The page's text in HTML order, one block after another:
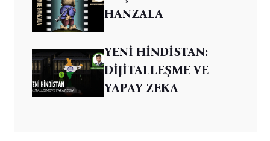
HANZALA
YENİ HİNDİSTAN:
DİJİTALLEŞME VE
YAPAY ZEKA